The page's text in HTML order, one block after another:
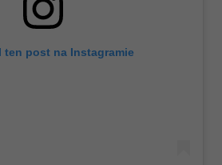
ten post na Instagramie